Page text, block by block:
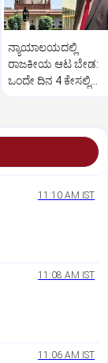
ನ್ಯಾಯಾಲಯದಲ್ಲಿ
ರಾಜಕೀಯ ಆಟ ಬೇಡ:
ಒಂದೇ ದಿನ 4 ಕೇಸಲ್ಲಿ
11:10 AM IST
11:08 AM IST
11:06 AM IST